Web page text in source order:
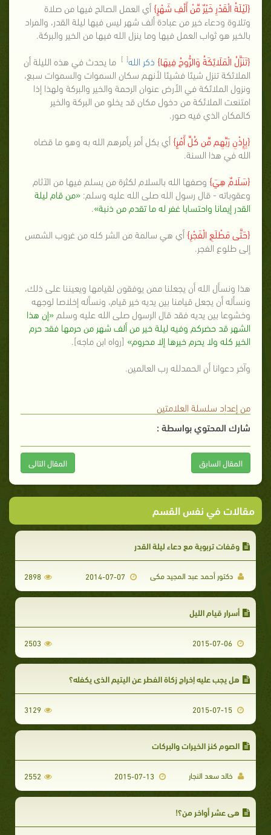
{لَيْلَةُ الْقَدْرِ خَيْرٌ مِّنْ أَلْفِ شَهْرٍ} أي العمل الصالح فيها من صلاة
وتلاوة ودعاء خير من عبادة ألف شهر ليس فيها ليلة القدر، والمراد
بالخير هو ثواب العمل فيها وما ينزل الله فيها من الخير والبركة.
{تَنَزَّلُ الْمَلَائِكَةُ وَالرُّوحُ فِيهَا} ذكر الله[ ] ما يحدث في هذه الليلة أن
الملائكة تنزل شيئا فشيئا لأنهم سكان السموات والسموات سبع،
ونزول الملائكة في الأرض عنوان الرحمة والخير والبركة ولهذا إذا
امتنعت الملائكة من دخول مكان قد يخلو من البركة والخير
كالمكان الذي فيه صور.
{بِإِذْنِ رَبِّهِم مِّن كُلِّ أَمْرٍ} أي بكل أمر يأمرهم الله به وهو ما قضاه
الله في هذا السنة.
{سَلَامٌ هِيَ} وصفها الله بالسلام لكثرة من يسلم فيها من الآثام
وعقوباته - قال رسول الله صلى الله عليه وسلم: «من قام ليلة
القدر إيمانا واحتسابا غفر له ما تقدم من ذنبة».
{حَتَّى مَطْلَعِ الْفَجْرِ} أي هي سالمة من الشر كله من غروب الشمس
إلى طلوع الفجر.
هذا ونسأل الله أن يجعلنا ممن يوفقون لقيامها ويعيننا على ذلك،
ونسأله أن يجعل قيامنا بين يديه خير قيام، ونسأله إخلاصا لوجهه
وخشوعا بين يديه فقد قال الرسول صلى الله عليه وسلم «إن هذا
الشهر قد حضركم وفيه ليلة خير من ألف شهر من حرمها فقد حرم
الخير كله ولا يحرم خيرها إلا محروم» [رواه ابن ماجه].
وآخر دعوانا أن الحمدلله رب العالمين.
من إعداد سلسلة العلامتين
شارك المحتوي بواسطة :
المقال السابق المقال التالى
مقالات في نفس القسم
وقفات تربوية مع دعاء ليلة القدر
دكتور أحمد عبد المجيد مكى 2898
أسرار قيام الليل
2503
هل يجب عليه إخراج زكاة الفطر عن اليتيم الذي يكفله؟
3129
الصوم كنز الخيرات والبركات
خالد سعد النجار 2552
هي عشر أواخر من؟!